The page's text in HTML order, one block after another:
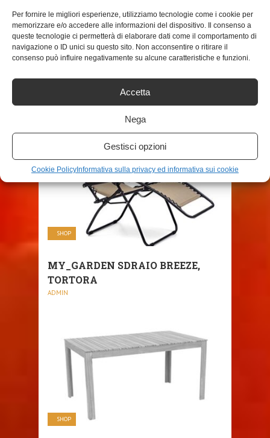
Per fornire le migliori esperienze, utilizziamo tecnologie come i cookie per
memorizzare e/o accedere alle informazioni del dispositivo. Il consenso a
queste tecnologie ci permetterà di elaborare dati come il comportamento di
navigazione o ID unici su questo sito. Non acconsentire o ritirare il
consenso può influire negativamente su alcune caratteristiche e funzioni.
Accetta
Nega
Gestisci opzioni
Cookie Policy Informativa sulla privacy ed informativa sui cookie
SHARE THIS POST
RELATED POSTS
SHOP
MY_GARDEN SDRAIO BREEZE,
TORTORA
ADMIN
SHOP